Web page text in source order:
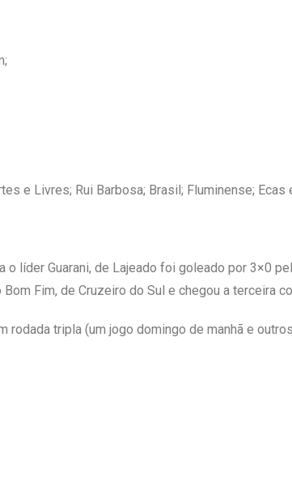
e Livres; Rui Barbosa; Brasil; Fluminense; Ecas
líder Guarani, de Lajeado foi goleado por 3×0
Fim, de Cruzeiro do Sul e chegou a terceira
tripla (um jogo domingo de manhã e